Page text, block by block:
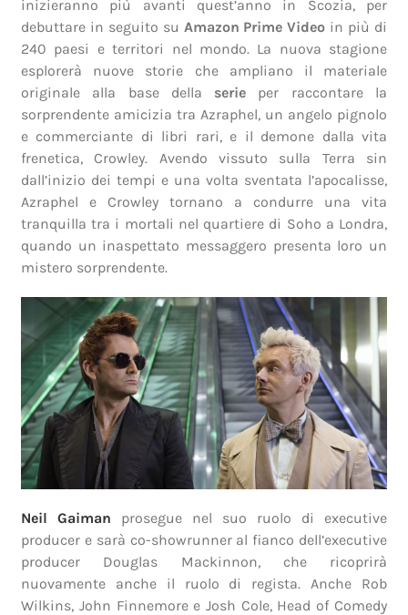
inizieranno più avanti quest’anno in Scozia, per
debuttare in seguito su Amazon Prime Video in più di
240 paesi e territori nel mondo. La nuova stagione
esplorerà nuove storie che ampliano il materiale
originale alla base della serie per raccontare la
sorprendente amicizia tra Azraphel, un angelo pignolo
e commerciante di libri rari, e il demone dalla vita
frenetica, Crowley. Avendo vissuto sulla Terra sin
dall’inizio dei tempi e una volta sventata l’apocalisse,
Azraphel e Crowley tornano a condurre una vita
tranquilla tra i mortali nel quartiere di Soho a Londra,
quando un inaspettato messaggero presenta loro un
mistero sorprendente.
Neil Gaiman prosegue nel suo ruolo di executive
producer e sarà co-showrunner al fianco dell’executive
producer Douglas Mackinnon, che ricoprirà
nuovamente anche il ruolo di regista. Anche Rob
Wilkins, John Finnemore e Josh Cole, Head of Comedy